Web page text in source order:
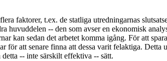
faktorer, t.ex. de statliga utredningarnas
huvuddelen -- den som avser en ekonomisk
kan sedan det arbetet komma igång. För att
för att senare finna att dessa varit felaktiga. Detta
-- inte särskilt effektiva -- sätt.